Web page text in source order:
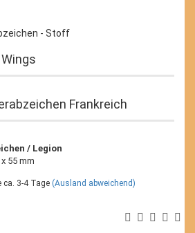
- Stoff
Frankreich
/ Legion
55 mm
ca. 3-4 Tage (Ausland abweichend)